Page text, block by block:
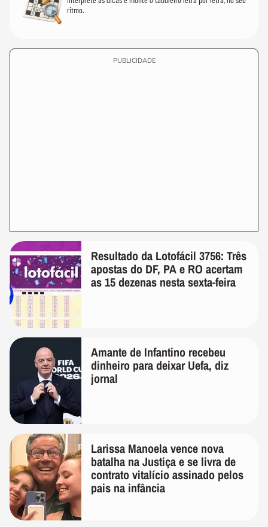
ritmo.
PUBLICIDADE
Resultado da Lotofácil 3756: Três
apostas do DF, PA e RO acertam
as 15 dezenas nesta sexta-feira
Amante de Infantino recebeu
dinheiro para deixar Uefa, diz
jornal
Larissa Manoela vence nova
batalha na Justiça e se livra de
contrato vitalício assinado pelos
pais na infância